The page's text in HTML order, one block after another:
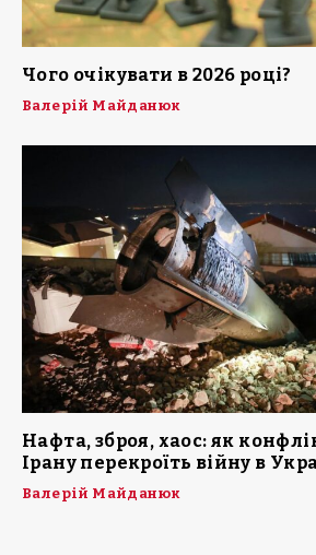
Чого очікувати в 2026 році?
Валерій Майданюк
Нафта, зброя, хаос: як
Ірану перекроїть війну в
Валерій Майданюк